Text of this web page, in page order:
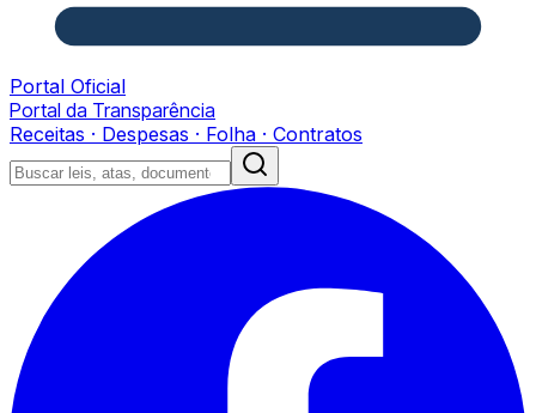
Portal Oficial
Portal da Transparência
Receitas · Despesas · Folha · Contratos